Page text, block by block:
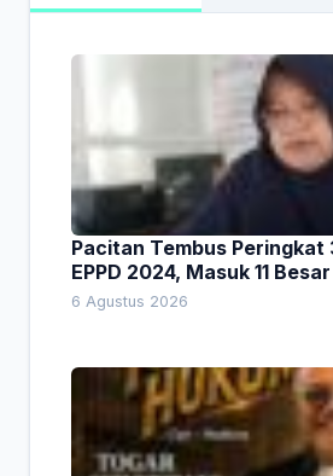
Pacitan Tembus Peringkat
EPPD 2024, Masuk 11
6 Agustus 2026